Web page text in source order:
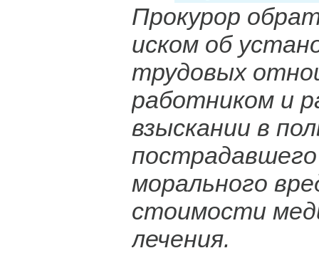
Прокурор
иском об
трудовых
работником и
взыскании в
морального
стоимости
лечения.